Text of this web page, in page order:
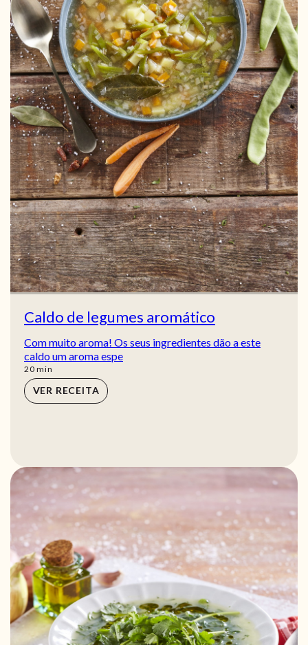
Caldo de legumes aromático
Com muito aroma! Os seus ingredientes dão a este
caldo um aroma espe
20min
min
VER RECEITA